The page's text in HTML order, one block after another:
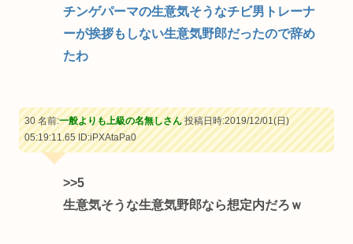
チンゲパーマの生意気そうなチビ男トレーナ
ーが挨拶もしない生意気野郎だったので辞め
たわ
30 名前:一般よりも上級の名無しさん投稿日時:2019/12/01(日)
05:19:11.65ID:iPXAtaPa0
>>5
生意気そうな生意気野郎なら想定内だろｗ